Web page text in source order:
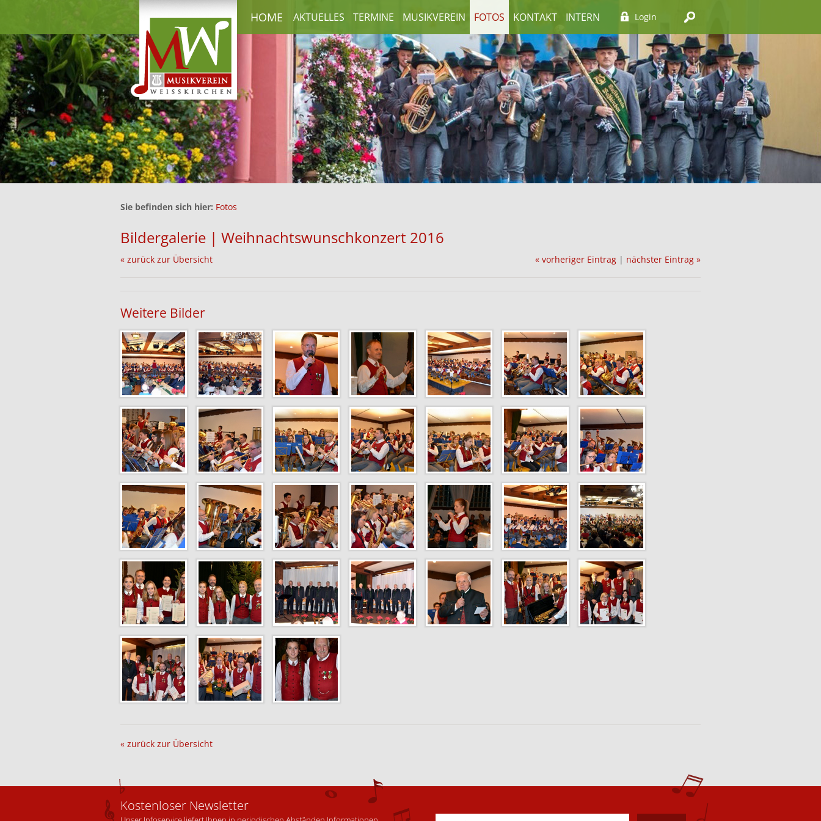
Login
HOME AKTUELLES TERMINE MUSIKVEREIN FOTOS KONTAKT INTERN
Sie befinden sich hier: Fotos
Bildergalerie | Weihnachtswunschkonzert 2016
« zurück zur Übersicht « vorheriger Eintrag | nächster Eintrag »
Weitere Bilder
« zurück zur Übersicht
Kostenloser Newsletter